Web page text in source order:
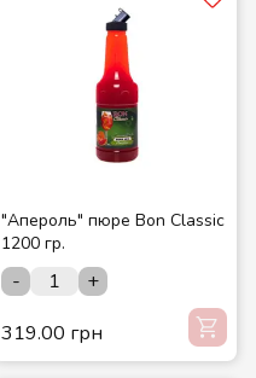
"Апероль" пюре Bon Classic
1200 гр.
-
+
319.00 грн